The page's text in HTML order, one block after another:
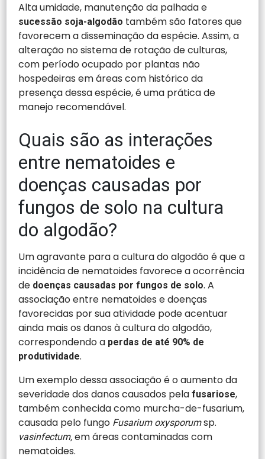
Alta umidade, manutenção da palhada e
sucessão soja-algodão também são fatores que
favorecem a disseminação da espécie. Assim, a
alteração no sistema de rotação de culturas,
com período ocupado por plantas não
hospedeiras em áreas com histórico da
presença dessa espécie, é uma prática de
manejo recomendável.
Quais são as interações
entre nematoides e
doenças causadas por
fungos de solo na cultura
do algodão?
Um agravante para a cultura do algodão é que a
incidência de nematoides favorece a ocorrência
de doenças causadas por fungos de solo. A
associação entre nematoides e doenças
favorecidas por sua atividade pode acentuar
ainda mais os danos à cultura do algodão,
correspondendo a perdas de até 90% de
produtividade.
Um exemplo dessa associação é o aumento da
severidade dos danos causados pelafusariose,
também conhecida como murcha-de-fusarium,
causada pelo fungo Fusarium oxysporumsp.
vasinfectum,em áreas contaminadas com
nematoides.